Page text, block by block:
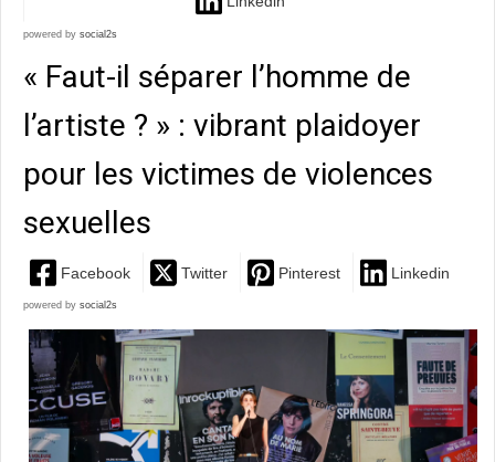
powered by social2s
« Faut-il séparer l’homme de
l’artiste ? » : vibrant plaidoyer
pour les victimes de violences
sexuelles
Facebook Twitter Pinterest Linkedin
powered by social2s